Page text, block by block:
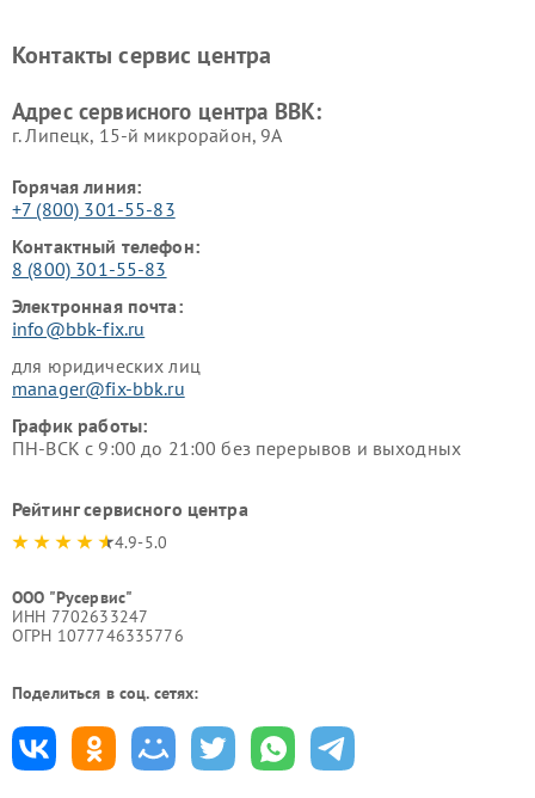
Ремонт винных шкафов BBK
Контакты сервис центра
Адрес сервисного центра BBK:
г. Липецк, 15-й микрорайон, 9А
Горячая линия:
+7 (800) 301-55-83
Контактный телефон:
8 (800) 301-55-83
Электронная почта:
info@bbk-fix.ru
для юридических лиц
manager@fix-bbk.ru
График работы:
ПН-ВСК с 9:00 до 21:00 без перерывов и выходных
Рейтинг сервисного центра
4.9-5.0
ООО "Русервис"
ИНН 7702633247
ОГРН 1077746335776
Поделиться в соц. сетях: